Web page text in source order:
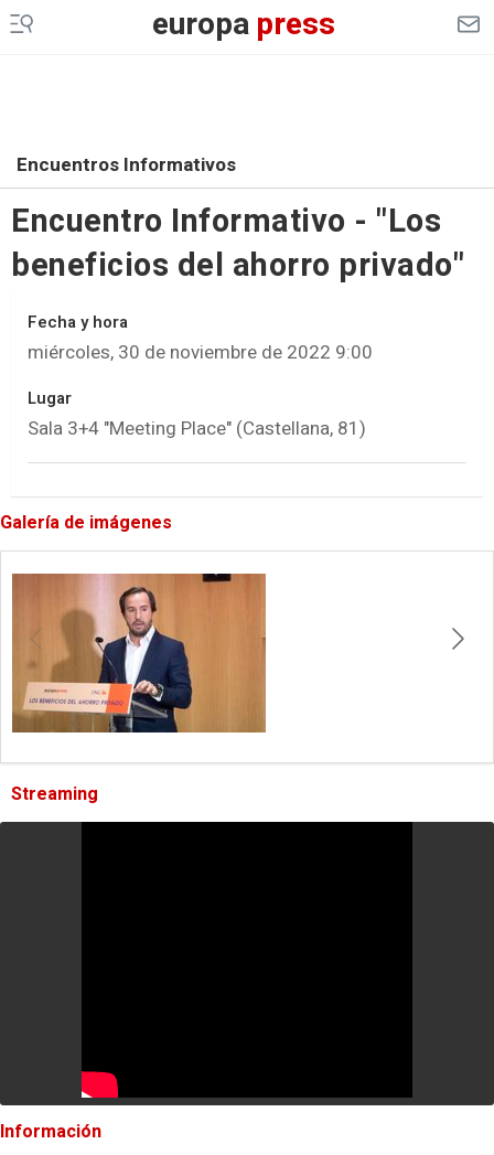
europapress
Encuentros Informativos
Encuentro Informativo - "Los
beneficios del ahorro privado"
Fecha y hora
miércoles, 30 de noviembre de 2022 9:00
Lugar
Sala 3+4 "Meeting Place" (Castellana, 81)
Galería de imágenes
Streaming
Información